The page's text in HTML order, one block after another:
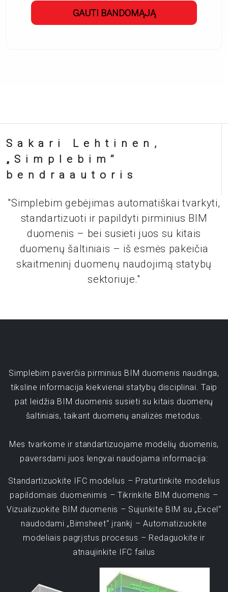
GAUTI BANDOMĄJĄ
Sakari Lehtinen,
„Simplebim“
bendraautoris
"Simplebim gebėjimas automatiškai tvarkyti,
standartizuoti ir papildyti pirminius BIM
duomenis – bei susieti juos su kitais
duomenų šaltiniais – iš esmės pakeičia
skaitmeninį duomenų naudojimą statybų
sektoriuje."
Simplebim paverčia pirminius BIM duomenis naudinga,
tiksline informacija kiekvienai statybų disciplinai. Taip
pat leidžia BIM duomenis susieti su kitais duomenų
šaltiniais, taikant duomenų analizės metodus.
Mes tvarkome ir standartizuojame modelių duomenis,
paversdami juos lengvai naudojama informacija:
Standartizuokite IFC modelius – Praturtinkite modelius
papildomais duomenimis – Tikrinkite BIM duomenis –
Vizualizuokite BIM duomenis – Sujunkite BIM su „Excel“
naudodami „Bimsheet“ įrankį – Automatizuokite
modeliais pagrįstus procesus – Redaguokite ir
atnaujinkite IFC failus